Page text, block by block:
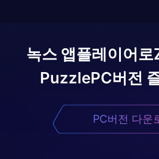
녹스 앱플레이어로
PuzzlePC버전
PC버전 다운